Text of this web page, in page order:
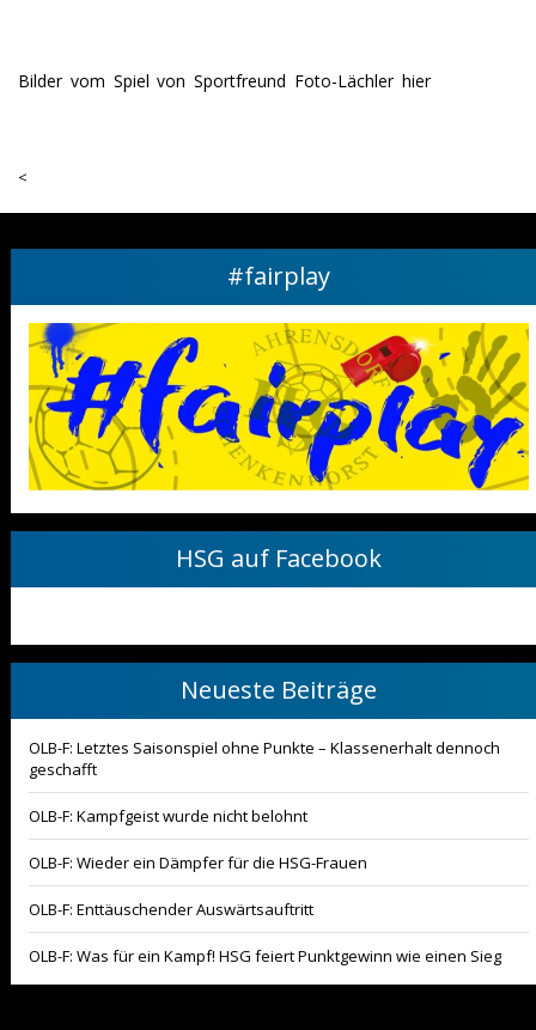
Bilder vom Spiel von Sportfreund Foto-Lächlerhier
<
#fairplay
HSG auf Facebook
Neueste Beiträge
OLB-F: Letztes Saisonspiel ohne Punkte – Klassenerhalt dennoch
geschafft
OLB-F: Kampfgeist wurde nicht belohnt
OLB-F: Wieder ein Dämpfer für die HSG-Frauen
OLB-F: Enttäuschender Auswärtsauftritt
OLB-F: Was für ein Kampf! HSG feiert Punktgewinn wie einen Sieg